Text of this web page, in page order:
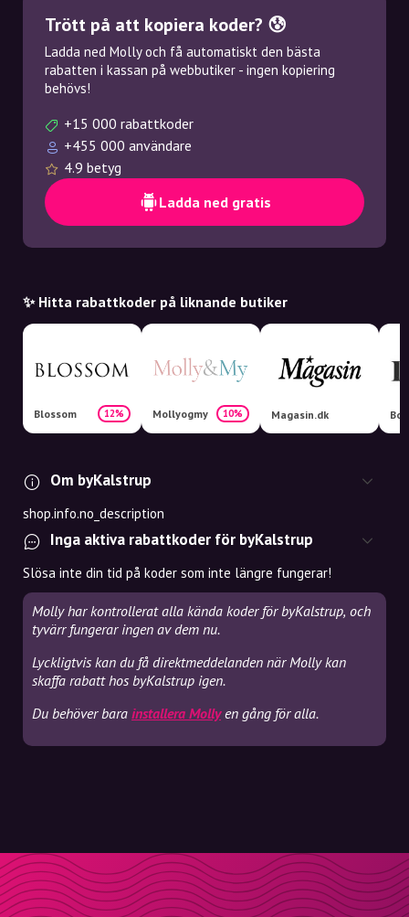
Trött på att kopiera koder? 😰
Ladda ned Molly och få automatiskt den bästa
rabatten i kassan på webbutiker - ingen kopiering
behövs!
+15 000 rabattkoder
+455 000 användare
4.9 betyg
Ladda ned gratis
✨ Hitta rabattkoder på liknande butiker
Blossom 12% Mollyogmy 10% Magasin.dk
Om byKalstrup
shop.info.no_description
Inga aktiva rabattkoder för byKalstrup
Slösa inte din tid på koder som inte längre fungerar!
Molly har kontrollerat alla kända koder för byKalstrup, och
tyvärr fungerar ingen av dem nu.
Lyckligtvis kan du få direktmeddelanden när Molly kan
skaffa rabatt hos byKalstrup igen.
Du behöver bara installera Mollyen gång för alla.